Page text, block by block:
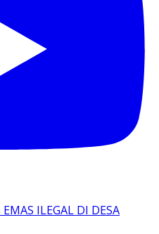
ILEGAL DI DESA